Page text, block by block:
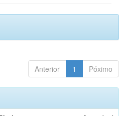
Anterior 1 Póximo